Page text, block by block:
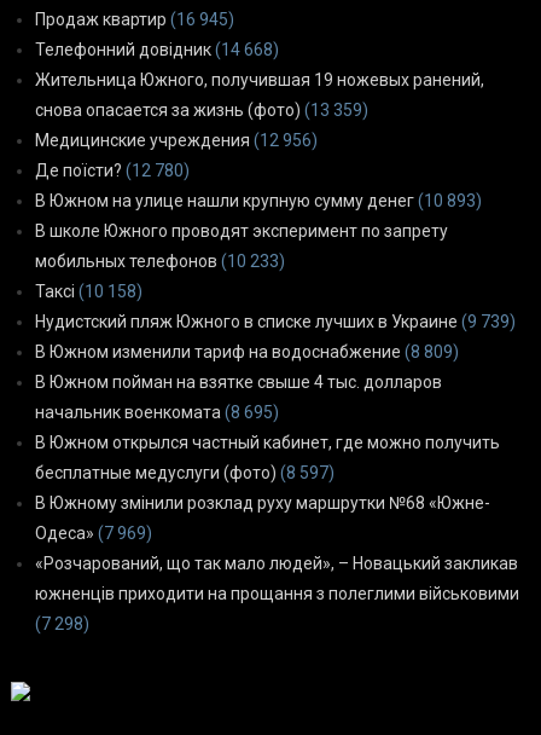
Продаж квартир (16 945)
Телефонний довідник(14 668)
Жительница Южного, получившая 19 ножевых ранений,
снова опасается за жизнь (фото) (13 359)
Медицинские учреждения (12 956)
Де поїсти? (12 780)
В Южном на улице нашли крупную сумму денег(10 893)
В школе Южного проводят эксперимент по запрету
мобильных телефонов (10 233)
Таксі (10 158)
Нудистский пляж Южного в списке лучших в Украине (9 739)
В Южном изменили тариф на водоснабжение (8 809)
В Южном пойман на взятке свыше 4 тыс. долларов
начальник военкомата (8 695)
В Южном открылся частный кабинет, где можно получить
бесплатные медуслуги (фото) (8 597)
В Южному змінили розклад руху маршрутки №68 «Южне-
Одеса» (7 969)
«Розчарований, що так мало людей», – Новацький закликав
южненців приходити на прощання з полеглими військовими
(7 298)